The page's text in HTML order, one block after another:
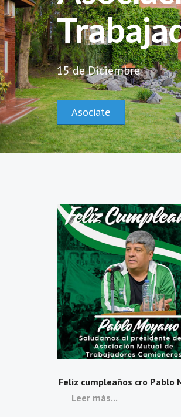
15 de Diciembre
Asociate
Feliz cumpleaños cro Pablo
Leer más...